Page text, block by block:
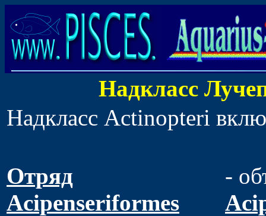
Надкласс
Надкласс Actinopteri
Отряд
Acipenseriformes
-